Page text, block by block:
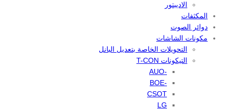
الاديبتور
المكثفات
دوائر الصوت
مكونات الشاشات
التحويلات الخاصة بتعديل البانل
التيكونات T-CON
-AUO
-BOE
CSOT
LG